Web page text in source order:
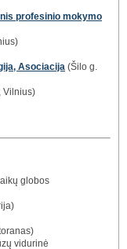
profesinio mokymo
Asociacija (Šilo g.
Vilnius)
globos
vidurinė